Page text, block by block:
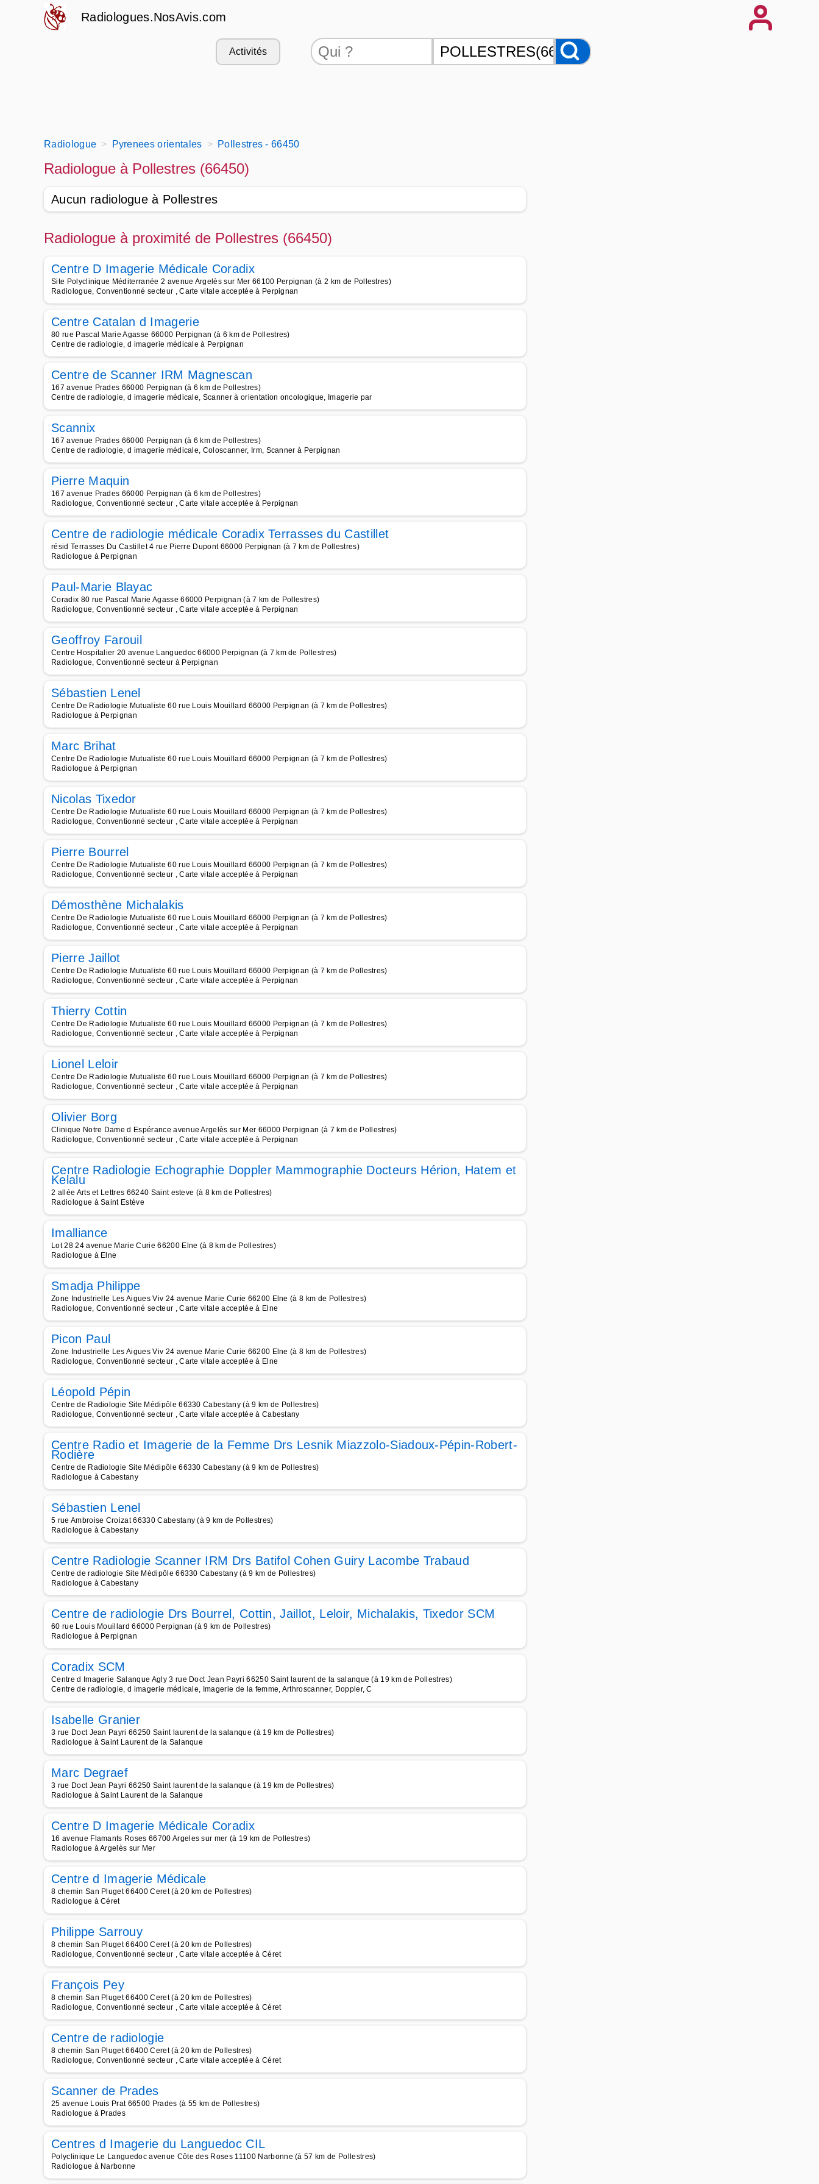
Radiologues.NosAvis.com
Activités
Radiologue Pyrenees orientales Pollestres - 66450
Radiologue à Pollestres (66450)
Aucun radiologue à Pollestres
Radiologue à proximité de Pollestres (66450)
Centre D Imagerie Médicale Coradix
Site Polyclinique Méditerranée 2 avenue Argelès sur Mer 66100 Perpignan (à 2 km de Pollestres)
Radiologue, Conventionné secteur , Carte vitale acceptée à Perpignan
Centre Catalan d Imagerie
80 rue Pascal Marie Agasse 66000 Perpignan (à 6 km de Pollestres)
Centre de radiologie, d imagerie médicale à Perpignan
Centre de Scanner IRM Magnescan
167 avenue Prades 66000 Perpignan (à 6 km de Pollestres)
Centre de radiologie, d imagerie médicale, Scanner à orientation oncologique, Imagerie par
Scannix
167 avenue Prades 66000 Perpignan (à 6 km de Pollestres)
Centre de radiologie, d imagerie médicale, Coloscanner, Irm, Scanner à Perpignan
Pierre Maquin
167 avenue Prades 66000 Perpignan (à 6 km de Pollestres)
Radiologue, Conventionné secteur , Carte vitale acceptée à Perpignan
Centre de radiologie médicale Coradix Terrasses du Castillet
résid Terrasses Du Castillet 4 rue Pierre Dupont 66000 Perpignan (à 7 km de Pollestres)
Radiologue à Perpignan
Paul-Marie Blayac
Coradix 80 rue Pascal Marie Agasse 66000 Perpignan (à 7 km de Pollestres)
Radiologue, Conventionné secteur , Carte vitale acceptée à Perpignan
Geoffroy Farouil
Centre Hospitalier 20 avenue Languedoc 66000 Perpignan (à 7 km de Pollestres)
Radiologue, Conventionné secteur à Perpignan
Sébastien Lenel
Centre De Radiologie Mutualiste 60 rue Louis Mouillard 66000 Perpignan (à 7 km de Pollestres)
Radiologue à Perpignan
Marc Brihat
Centre De Radiologie Mutualiste 60 rue Louis Mouillard 66000 Perpignan (à 7 km de Pollestres)
Radiologue à Perpignan
Nicolas Tixedor
Centre De Radiologie Mutualiste 60 rue Louis Mouillard 66000 Perpignan (à 7 km de Pollestres)
Radiologue, Conventionné secteur , Carte vitale acceptée à Perpignan
Pierre Bourrel
Centre De Radiologie Mutualiste 60 rue Louis Mouillard 66000 Perpignan (à 7 km de Pollestres)
Radiologue, Conventionné secteur , Carte vitale acceptée à Perpignan
Démosthène Michalakis
Centre De Radiologie Mutualiste 60 rue Louis Mouillard 66000 Perpignan (à 7 km de Pollestres)
Radiologue, Conventionné secteur , Carte vitale acceptée à Perpignan
Pierre Jaillot
Centre De Radiologie Mutualiste 60 rue Louis Mouillard 66000 Perpignan (à 7 km de Pollestres)
Radiologue, Conventionné secteur , Carte vitale acceptée à Perpignan
Thierry Cottin
Centre De Radiologie Mutualiste 60 rue Louis Mouillard 66000 Perpignan (à 7 km de Pollestres)
Radiologue, Conventionné secteur , Carte vitale acceptée à Perpignan
Lionel Leloir
Centre De Radiologie Mutualiste 60 rue Louis Mouillard 66000 Perpignan (à 7 km de Pollestres)
Radiologue, Conventionné secteur , Carte vitale acceptée à Perpignan
Olivier Borg
Clinique Notre Dame d Espérance avenue Argelès sur Mer 66000 Perpignan (à 7 km de Pollestres)
Radiologue, Conventionné secteur , Carte vitale acceptée à Perpignan
Centre Radiologie Echographie Doppler Mammographie Docteurs Hérion, Hatem et
Kelalu
2 allée Arts et Lettres 66240 Saint esteve (à 8 km de Pollestres)
Radiologue à Saint Estève
Imalliance
Lot 28 24 avenue Marie Curie 66200 Elne (à 8 km de Pollestres)
Radiologue à Elne
Smadja Philippe
Zone Industrielle Les Aigues Viv 24 avenue Marie Curie 66200 Elne (à 8 km de Pollestres)
Radiologue, Conventionné secteur , Carte vitale acceptée à Elne
Picon Paul
Zone Industrielle Les Aigues Viv 24 avenue Marie Curie 66200 Elne (à 8 km de Pollestres)
Radiologue, Conventionné secteur , Carte vitale acceptée à Elne
Léopold Pépin
Centre de Radiologie Site Médipôle 66330 Cabestany (à 9 km de Pollestres)
Radiologue, Conventionné secteur , Carte vitale acceptée à Cabestany
Centre Radio et Imagerie de la Femme Drs Lesnik Miazzolo-Siadoux-Pépin-Robert-
Rodière
Centre de Radiologie Site Médipôle 66330 Cabestany (à 9 km de Pollestres)
Radiologue à Cabestany
Sébastien Lenel
5 rue Ambroise Croizat 66330 Cabestany (à 9 km de Pollestres)
Radiologue à Cabestany
Centre Radiologie Scanner IRM Drs Batifol Cohen Guiry Lacombe Trabaud
Centre de radiologie Site Médipôle 66330 Cabestany (à 9 km de Pollestres)
Radiologue à Cabestany
Centre de radiologie Drs Bourrel, Cottin, Jaillot, Leloir, Michalakis, Tixedor SCM
60 rue Louis Mouillard 66000 Perpignan (à 9 km de Pollestres)
Radiologue à Perpignan
Coradix SCM
Centre d Imagerie Salanque Agly 3 rue Doct Jean Payri 66250 Saint laurent de la salanque (à 19 km de Pollestres)
Centre de radiologie, d imagerie médicale, Imagerie de la femme, Arthroscanner, Doppler, C
Isabelle Granier
3 rue Doct Jean Payri 66250 Saint laurent de la salanque (à 19 km de Pollestres)
Radiologue à Saint Laurent de la Salanque
Marc Degraef
3 rue Doct Jean Payri 66250 Saint laurent de la salanque (à 19 km de Pollestres)
Radiologue à Saint Laurent de la Salanque
Centre D Imagerie Médicale Coradix
16 avenue Flamants Roses 66700 Argeles sur mer (à 19 km de Pollestres)
Radiologue à Argelès sur Mer
Centre d Imagerie Médicale
8 chemin San Pluget 66400 Ceret (à 20 km de Pollestres)
Radiologue à Céret
Philippe Sarrouy
8 chemin San Pluget 66400 Ceret (à 20 km de Pollestres)
Radiologue, Conventionné secteur , Carte vitale acceptée à Céret
François Pey
8 chemin San Pluget 66400 Ceret (à 20 km de Pollestres)
Radiologue, Conventionné secteur , Carte vitale acceptée à Céret
Centre de radiologie
8 chemin San Pluget 66400 Ceret (à 20 km de Pollestres)
Radiologue, Conventionné secteur , Carte vitale acceptée à Céret
Scanner de Prades
25 avenue Louis Prat 66500 Prades (à 55 km de Pollestres)
Radiologue à Prades
Centres d Imagerie du Languedoc CIL
Polyclinique Le Languedoc avenue Côte des Roses 11100 Narbonne (à 57 km de Pollestres)
Radiologue à Narbonne